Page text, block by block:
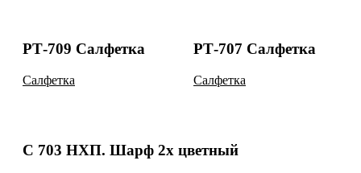
РТ-709 Салфетка
Салфетка
РТ-707 Салфетка
Салфетка
С 703 НХП. Шарф 2х цветный